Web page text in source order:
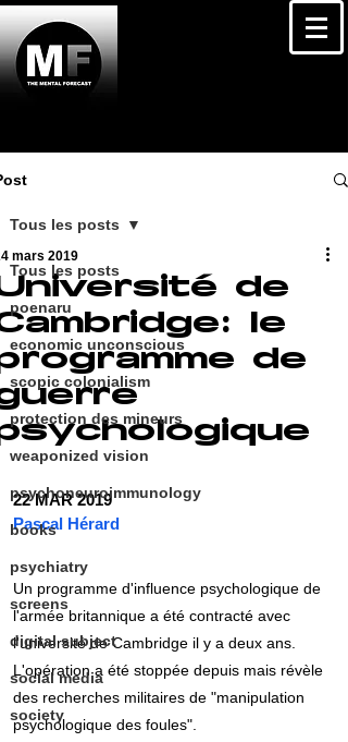
Tous les posts
poenaru
economic unconscious
scopic colonialism
protection des mineurs
weaponized vision
psychoneuroimmunology
books
psychiatry
screens
digital subject
social media
society
Tous les posts
de
le
de
mars 2019
22 MAR 2019
Pascal Hérard
Un programme d'influence psychologique de
l'armée britannique a été contracté avec
l'université de Cambridge il y a deux ans.
L'opération a été stoppée depuis mais révèle
des recherches militaires de "manipulation
psychologique des foules".